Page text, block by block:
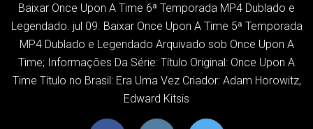
Baixar Once Upon A Time 6ª Temporada MP4 Dublado e
Legendado. jul 09. Baixar Once Upon A Time 5ª Temporada
MP4 Dublado e Legendado Arquivado sob Once Upon A
Time; Informações Da Série: Título Original: Once Upon A
Time Título no Brasil: Era Uma Vez Criador: Adam Horowitz,
Edward Kitsis